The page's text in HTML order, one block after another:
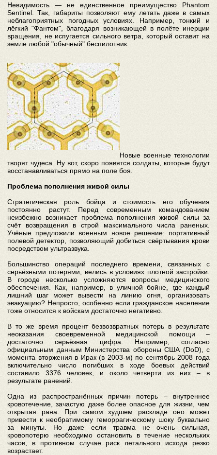
Невидимость — не единственное преимущество Phantom
Sentinel. Так, габариты позволяют ему летать даже в самых
неблагоприятных погодных условиях. Например, тонкий и
лёгкий "Фантом", благодаря возникающей в полёте инерции
вращения, не испугается сильного ветра, который оставит на
земле любой "обычный" беспилотник.
Новые военные технологии
творят чудеса. Ну вот, скоро появятся солдаты, которые будут
восстанавливаться прямо на поле боя.
Проблема пополнения живой силы
Стратегическая роль бойца и стоимость его обучения
постоянно растут. Перед современным командованием
неизбежно возникает проблема пополнения живой силы за
счёт возвращения в строй максимального числа раненых.
Учёные предложили военным новое решение: портативный
полевой детектор, позволяющий добиться свёртывания крови
посредством ультразвука.
Большинство операций последнего времени, связанных с
серьёзными потерями, велись в условиях плотной застройки.
В городе несколько усложняются вопросы медицинского
обеспечения. Как, например, в уличной бойне, где каждый
лишний шаг может вывести на линию огня, организовать
эвакуацию? Непросто, особенно если гражданское население
тоже относится к войскам достаточно негативно.
В то же время процент безвозвратных потерь в результате
неоказания своевременной медицинской помощи –
достаточно серьёзная цифра. Например, согласно
официальным данным Министерства обороны США (DoD), с
момента вторжения в Ирак (в 2003-м) по сентябрь 2008 года
включительно число погибших в ходе боевых действий
составило 3376 человек, и около четверти из них – в
результате ранений.
Одна из распространённых причин потерь – внутреннее
кровотечение, зачастую даже более опасное для жизни, чем
открытая рана. При самом худшем раскладе оно может
привести к необратимому геморрагическому шоку буквально
за минуты. Но даже если травма не очень сильная,
кровопотерю необходимо остановить в течение нескольких
часов, в противном случае риск летального исхода резко
возрастает.